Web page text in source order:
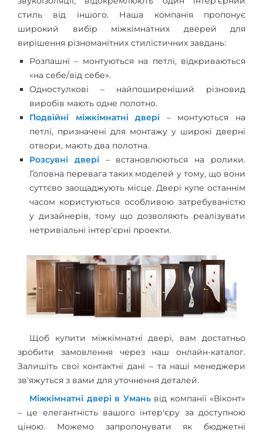
стиль від іншого. Наша компанія пропонує
широкий вибір міжкімнатних дверей для
вирішення різноманітних стилістичних завдань:
Розпашні – монтуються на петлі, відкриваються
«на себе/від себе».
Одностулкові – найпоширеніший різновид
виробів мають одне полотно.
Подвійні міжкімнатні двері – монтуються на
петлі, призначені для монтажу у широкі дверні
отвори, мають два полотна.
Розсувні двері– встановлюються на ролики.
Головна перевага таких моделей у тому, що вони
суттєво заощаджують місце. Двері купе останнім
часом користуються особливою затребуваністю
у дизайнерів, тому що дозволяють реалізувати
нетривіальні інтер'єрні проекти.
Щоб купити міжкімнатні двері, вам достатньо
зробити замовлення через наш онлайн-каталог.
Залишіть свої контактні дані – та наші менеджери
зв'яжуться з вами для уточнення деталей.
Міжкімнатні двері в Уманьвід компанії «Віконт»
– це елегантність вашого інтер'єру за доступною
ціною. Можемо запропонувати як бюджетні